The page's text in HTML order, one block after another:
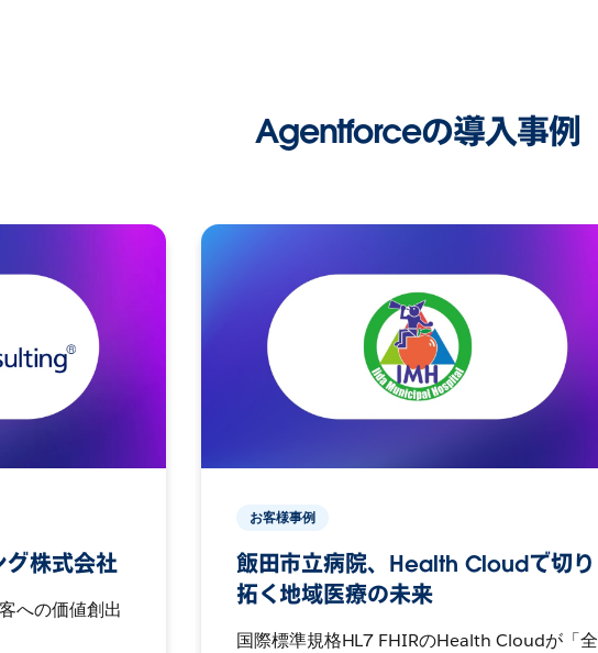
Agentforceの導入事例
グ株式会社
への価値創出
お客様事例
飯田市立病院、Health Cloudで切り
拓く地域医療の未来
国際標準規格HL7 FHIRのHealth Cloudが「全